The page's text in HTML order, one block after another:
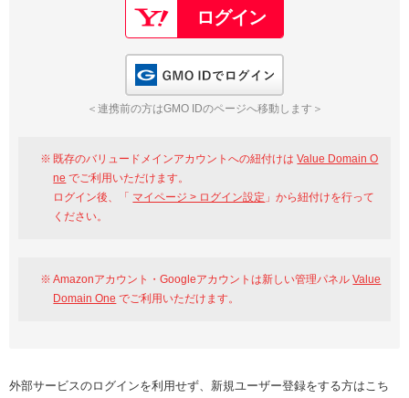
Google
GMO ID Amazon
※AmazonはValue Domain Oneのログイン画面へ遷移します
以下でも登録可能
Google Yahoo!
GMO ID
＜連携前の方はGMO IDのページへ移動します＞
既存のバリュードメインアカウントへの紐付けはValue Domain O
ne でご利用いただけます。
ログイン後、「 マイページ > ログイン設定 」から紐付けを行って
ください。
Amazonアカウント・Googleアカウントは新しい管理パネルValue
Domain One でご利用いただけます。
外部サービスのログインを利用せず、新規ユーザー登録をする方はこち